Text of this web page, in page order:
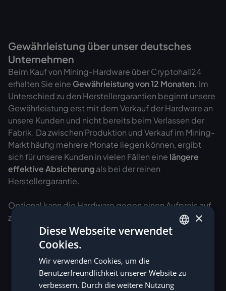
Gewährleistung über unser deutsches
Unternehmen
Beim Kauf von Mining-Hardware über Cryptohall24
erhalten Sie eine Gewährleistung von12 Monaten. Im
Unterschied zu den Herstellergarantien beginnt unsere
Gewährleistung erst mit dem Verkauf der Hardware an
unsere Kunden und nicht bereits beim Verlassen der
Fabrik. Da zwischen Produktion und Verkauf im Mining-
Markt häufig mehrere Monate liegen können, ergibt
sich für unsere Kunden in vielen Fällen eine längere
effektive Absicherungals bei der reinen
Herstellergarantie.
Optional kann die Hardware gegen einen Aufpreis auf
zusätzlich
werden. ×
Diese Webseite verwendet
Cookies.
Wir verwenden Cookies, um die
Benutzerfreundlichkeit unserer Website zu
verbessern. Durch die weitere Nutzung